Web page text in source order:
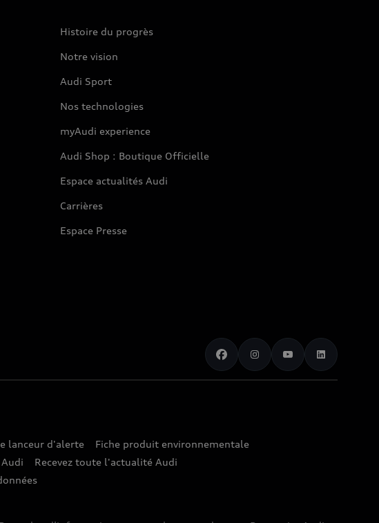
Histoire du progrès
Notre vision
Audi Sport
Nos technologies
myAudi experience
Audi Shop : Boutique Officielle
Espace actualités Audi
Carrières
Espace Presse
lanceur d'alerte
Fiche produit environnementale
Audi
Recevez toute l'actualité Audi